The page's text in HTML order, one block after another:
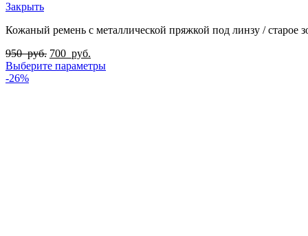
Закрыть
Кожаный ремень с металлической пряжкой под линзу / старое
950руб. 700 руб.
Выберите параметры
-26%